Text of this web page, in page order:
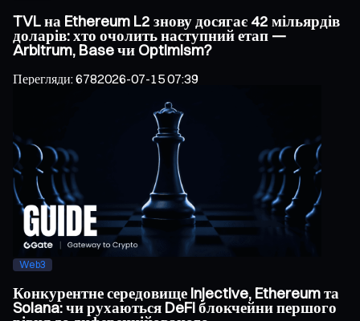
TVL на Ethereum L2 знову досягає 42 мільярдів
доларів: хто очолить наступний етап —
Arbitrum, Base чи Optimism?
Перегляди:6782026-07-15 07:39
Web3
Конкурентне середовище Injective, Ethereum та
Solana: чи рухаються DeFi блокчейни першого